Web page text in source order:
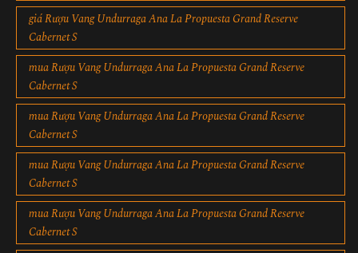
giá Rượu Vang Undurraga Ana La Propuesta Grand Reserve
Cabernet S
mua Rượu Vang Undurraga Ana La Propuesta Grand Reserve
Cabernet S
mua Rượu Vang Undurraga Ana La Propuesta Grand Reserve
Cabernet S
mua Rượu Vang Undurraga Ana La Propuesta Grand Reserve
Cabernet S
mua Rượu Vang Undurraga Ana La Propuesta Grand Reserve
Cabernet S